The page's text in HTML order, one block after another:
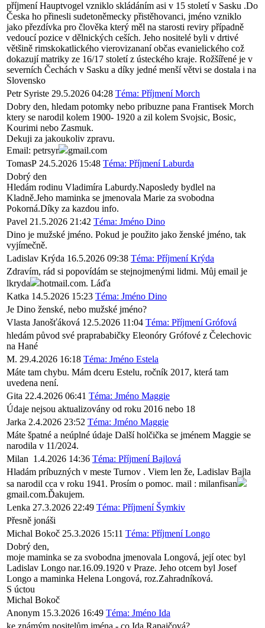
příjmení Hauptvogel vzniklo skládáním asi v 15 století v Sasku .Do
Česka ho přinesli sudetoněmecky přistěhovanci, jméno vzniklo
jako přezdívka pro člověka který měl na starosti reviry případně
vedoucí pozice v dělnických ceších. Jeho nositelé byli v drtivé
většině rimskokatlického vierovizananí občas evanielického což
dokazují matriky ze 16/17 století z ústeckého kraje. Rožšířené je v
severních Čechách v Sasku a díky jedné menší větvi se dostala i na
Slovensko
Petr Syriste 29.5.2026 04:28 Téma: Příjmení Morch
Dobry den, hledam potomky nebo pribuzne pana Frantisek Morch
ktery se narodil kolem 1900- 1920 a zil kolem Svojsic, Bosic,
Kourimi nebo Zasmuk.
Dekuji za jakoukoliv zpravu.
Email: petrsyr
gmail.com
TomasP 24.5.2026 15:48 Téma: Příjmení Laburda
Dobrý den
Hledám rodinu Vladimíra Laburdy.Naposledy bydlel na
Kladně.Jeho maminka se jmenovala Marie za svobodna
Pokorná.Díky za kazdou info.
Pavel 21.5.2026 21:42 Téma: Jméno Dino
Dino je mužské jméno. Pokud je použito jako ženské jméno, tak
vyjímečně.
Ladislav Krýda 16.5.2026 09:38 Téma: Příjmení Krýda
Zdravím, rád si popovídám se stejnojmenými lidmi. Můj email je
lkryda
hotmail.com. Láďa
Katka 14.5.2026 15:23 Téma: Jméno Dino
Je Dino ženské, nebo mužské jméno?
Vlasta Janošťáková 12.5.2026 11:04 Téma: Příjmení Grófová
hledám původ své praprababičky Eleonóry Grófové z Čelechovic
na Hané
M. 29.4.2026 16:18 Téma: Jméno Estela
Máte tam chybu. Mám dceru Estelu, ročník 2017, která tam
uvedena není.
Gita 22.4.2026 06:41 Téma: Jméno Maggie
Údaje nejsou aktualizovány od roku 2016 nebo 18
Jarka 2.4.2026 23:52 Téma: Jméno Maggie
Máte špatné a neúplné údaje Další holčička se jménem Maggie se
narodila v 11/2024.
Milan 1.4.2026 14:36 Téma: Příjmení Bajlová
Hladám príbuzných v meste Turnov . Viem len že, Ladislav Bajla
sa narodil cca v roku 1941. Prosím o pomoc. mail : milanfisan
gmail.com.Ďakujem.
Lenka 27.3.2026 22:49 Téma: Příjmení Šymkiv
Přesně jonáši
Michal Bokoč 25.3.2026 15:11 Téma: Příjmení Longo
Dobrý den,
moje maminka se za svobodna jmenovala Longová, její otec byl
Ladislav Longo nar.16.09.1920 v Praze. Jeho otcem byl Josef
Longo a maminka Helena Longová, roz.Zahradníková.
S úctou
Michal Bokoč
Anonym 15.3.2026 16:49 Téma: Jméno Ida